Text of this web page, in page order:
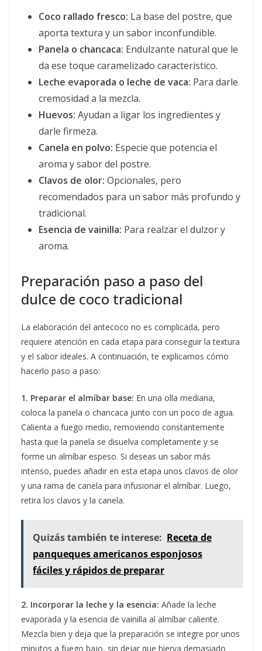
Coco rallado fresco: La base del postre, que
aporta textura y un sabor inconfundible.
Panela o chancaca: Endulzante natural que le
da ese toque caramelizado característico.
Leche evaporada o leche de vaca: Para darle
cremosidad a la mezcla.
Huevos: Ayudan a ligar los ingredientes y
darle firmeza.
Canela en polvo: Especie que potencia el
aroma y sabor del postre.
Clavos de olor: Opcionales, pero
recomendados para un sabor más profundo y
tradicional.
Esencia de vainilla: Para realzar el dulzor y
aroma.
Preparación paso a paso del
dulce de coco tradicional
La elaboración del antecoco no es complicada, pero
requiere atención en cada etapa para conseguir la textura
y el sabor ideales. A continuación, te explicamos cómo
hacerlo paso a paso:
1. Preparar el almíbar base: En una olla mediana,
coloca la panela o chancaca junto con un poco de agua.
Calienta a fuego medio, removiendo constantemente
hasta que la panela se disuelva completamente y se
forme un almíbar espeso. Si deseas un sabor más
intenso, puedes añadir en esta etapa unos clavos de olor
y una rama de canela para infusionar el almíbar. Luego,
retira los clavos y la canela.
Quizás también te interese: Receta de
panqueques americanos esponjosos
fáciles y rápidos de preparar
2. Incorporar la leche y la esencia: Añade la leche
evaporada y la esencia de vainilla al almíbar caliente.
Mezcla bien y deja que la preparación se integre por unos
minutos a fuego bajo, sin dejar que hierva demasiado